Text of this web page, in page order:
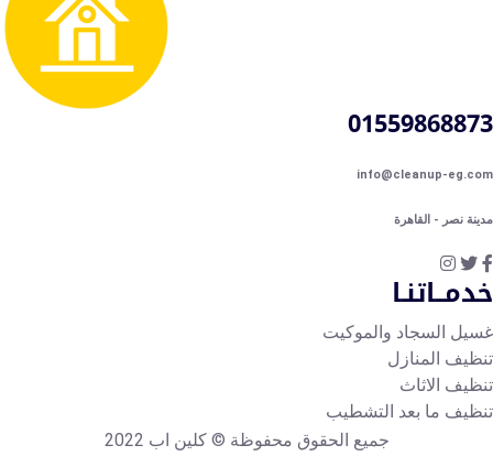
info@cleanup-
نصر - القاهرة
السجاد والموكيت
المنازل
الاثاث
ما بعد التشطيب
جميع الحقوق محفوظة © كلين اب 2022